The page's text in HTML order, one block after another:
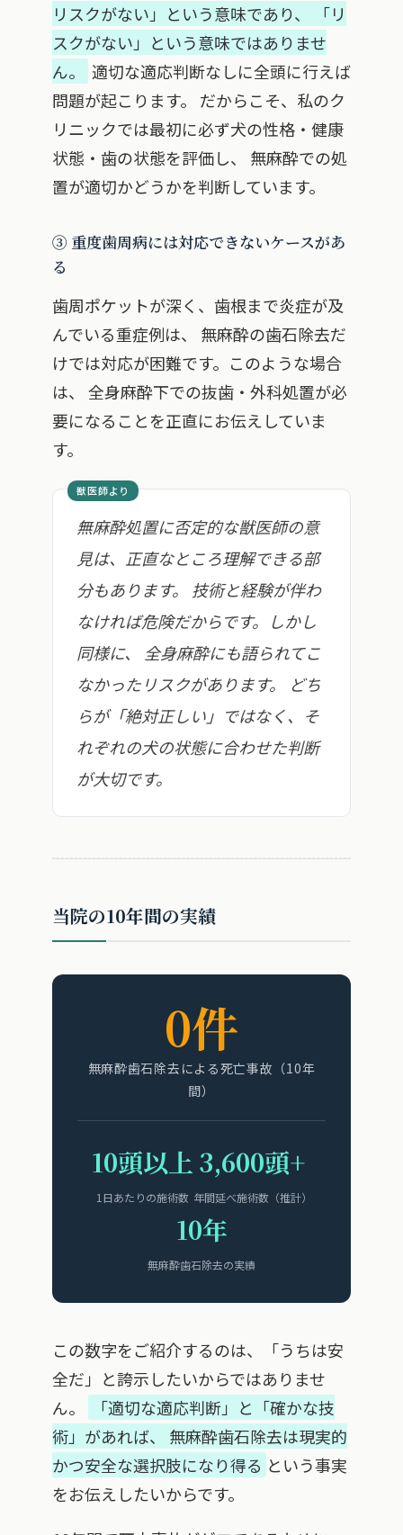
リスクがない」という意味であり、 「リ
スクがない」という意味ではありませ
ん。
適切な適応判断なしに全頭に行えば
問題が起こります。 だからこそ、私のク
リニックでは最初に必ず犬の性格・健康
状態・歯の状態を評価し、 無麻酔での処
置が適切かどうかを判断しています。
③ 重度歯周病には対応できないケースがあ
る
歯周ポケットが深く、歯根まで炎症が及
んでいる重症例は、 無麻酔の歯石除去だ
けでは対応が困難です。このような場合
は、 全身麻酔下での抜歯・外科処置が必
要になることを正直にお伝えしていま
す。
無麻酔処置に否定的な獣医師の意
見は、正直なところ理解できる部
分もあります。 技術と経験が伴わ
なければ危険だからです。しかし
同様に、 全身麻酔にも語られてこ
なかったリスクがあります。 どち
らが「絶対正しい」ではなく、そ
れぞれの犬の状態に合わせた判断
が大切です。
当院の10年間の実績
0件
無麻酔歯石除去による死亡事故（10年
間）
10頭以上
1日あたりの施術数
3,600頭+
年間延べ施術数（推計）
10年
無麻酔歯石除去の実績
この数字をご紹介するのは、「うちは安
全だ」と誇示したいからではありませ
ん。
「適切な適応判断」と「確かな技
術」があれば、 無麻酔歯石除去は現実的
かつ安全な選択肢になり得る という事実
をお伝えしたいからです。